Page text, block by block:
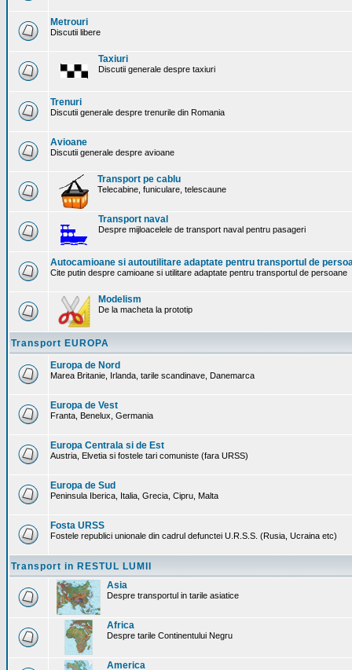
Metrouri
Discutii libere
Taxiuri
Discutii generale despre taxiuri
Trenuri
Discutii generale despre trenurile din Romania
Avioane
Discutii generale despre avioane
Transport pe cablu
Telecabine, funiculare, telescaune
Transport naval
Despre mijloacelele de transport naval pentru pasageri
Autocamioane si autoutilitare adaptate pentru transportul de
Cite putin despre camioane si utilitare adaptate pentru transportul de persoane
Modelism
De la macheta la prototip
Transport EUROPA
Europa de Nord
Marea Britanie, Irlanda, tarile scandinave, Danemarca
Europa de Vest
Franta, Benelux, Germania
Europa Centrala si de Est
Austria, Elvetia si fostele tari comuniste (fara URSS)
Europa de Sud
Peninsula Iberica, Italia, Grecia, Cipru, Malta
Fosta URSS
Fostele republici unionale din cadrul defunctei U.R.S.S. (Rusia, Ucraina etc)
Transport in RESTUL LUMII
Asia
Despre transportul in tarile asiatice
Africa
Despre tarile Continentului Negru
America